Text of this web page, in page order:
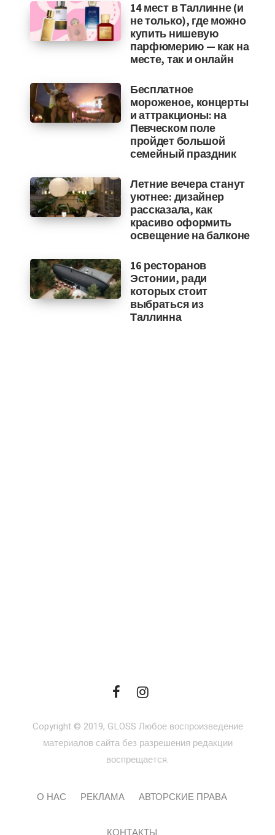
14 мест в Таллинне (и
не только), где можно
купить нишевую
парфюмерию — как на
месте, так и онлайн
Бесплатное
мороженое, концерты
и аттракционы: на
Певческом поле
пройдет большой
семейный праздник
Летние вечера станут
уютнее: дизайнер
рассказала, как
красиво оформить
освещение на балконе
16 ресторанов
Эстонии, ради
которых стоит
выбраться из
Таллинна
Copyright © 2019, GLOSS Любое воспроизведение
материалов сайта без разрешения редакции
воспрещается.
О НАС РЕКЛАМА АВТОРСКИЕ ПРАВА